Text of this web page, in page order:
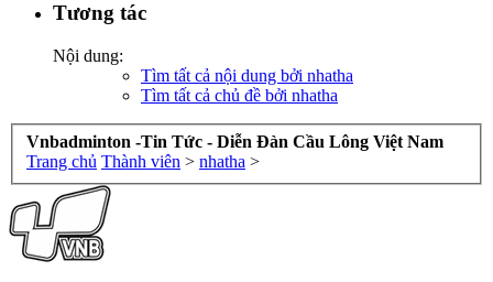
Tương tác
Nội dung:
Tìm tất cả nội dung bởi nhatha
Tìm tất cả chủ đề bởi nhatha
Vnbadminton -Tin Tức - Diễn Đàn Cầu Lông Việt Nam
Trang chủ Thành viên > nhatha >